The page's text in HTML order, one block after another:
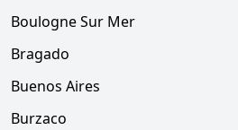
Boulogne Sur Mer
Bragado
Buenos Aires
Burzaco